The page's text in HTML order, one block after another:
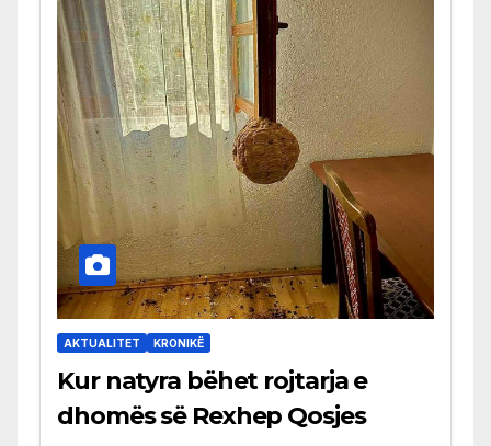
AKTUALITET KRONIKË
Kur natyra bëhet rojtarja e
dhomës së Rexhep Qosjes